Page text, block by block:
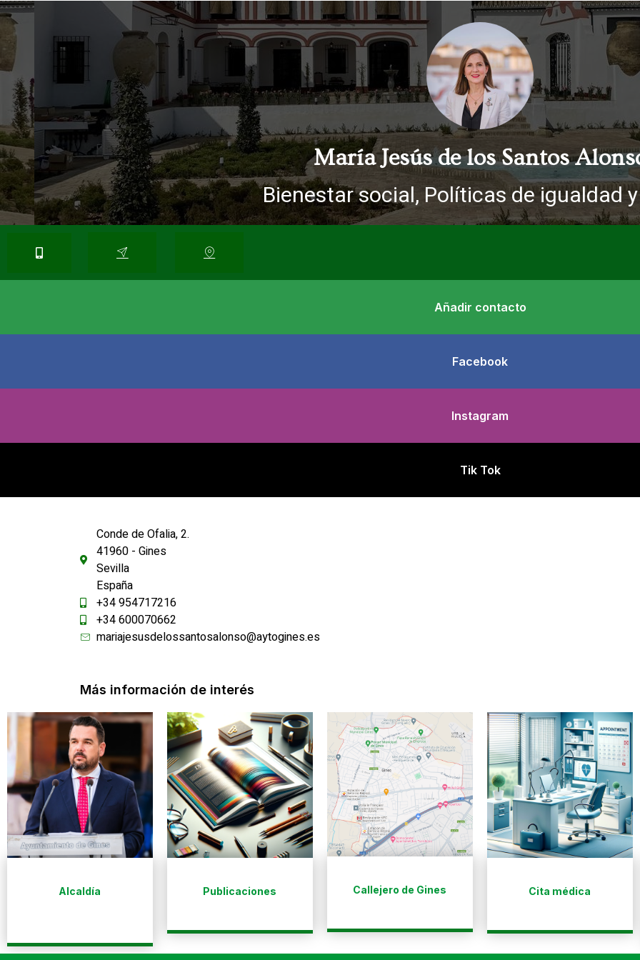
María Jesús de los Santos
Bienestar social, Políticas de igualdad
Añadir contacto
Facebook
Instagram
Tik Tok
Conde de Ofalia, 2.
41960 - Gines
Sevilla
España
+34 954717216
+34 600070662
mariajesusdelossantosalonso@aytogines.es
Más información de interés
Alcaldía Publicaciones Callejero de Gines Cita médica